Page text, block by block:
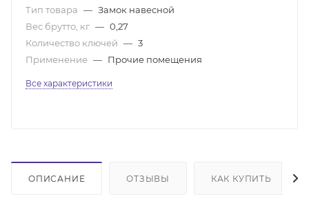
Тип товара — Замок навесной
Вес брутто, кг — 0,27
Количество ключей — 3
Применение — Прочие помещения
Все характеристики
ОПИСАНИЕ ОТЗЫВЫ КАК КУПИТЬ